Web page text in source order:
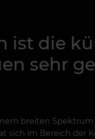
ist die
sehr
breiten
sich im Bereich der